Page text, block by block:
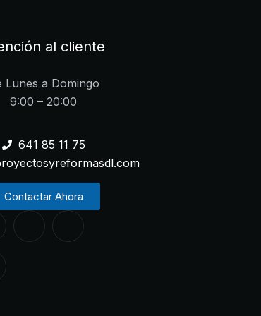
al cliente
Lunes a Domingo
9:00 – 20:00
641 85 11 75
Contactar Ahora